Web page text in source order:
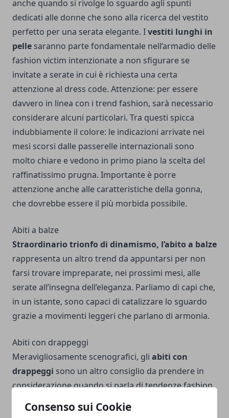
Consenso sui Cookie
anche quando si rivolge lo sguardo agli spunti
dedicati alle donne che sono alla ricerca del vestito
perfetto per una serata elegante. Ivestiti lunghi in
pelle saranno parte fondamentale nell’armadio delle
fashion victim intenzionate a non sfigurare se
invitate a serate in cui è richiesta una certa
attenzione al dress code. Attenzione: per essere
davvero in linea con i trend fashion, sarà necessario
considerare alcuni particolari. Tra questi spicca
indubbiamente il colore: le indicazioni arrivate nei
mesi scorsi dalle passerelle internazionali sono
molto chiare e vedono in primo piano la scelta del
raffinatissimo prugna. Importante è porre
attenzione anche alle caratteristiche della gonna,
che dovrebbe essere il più morbida possibile.
Abiti a balze
Straordinario trionfo di dinamismo, l’abito a balze
rappresenta un altro trend da appuntarsi per non
farsi trovare impreparate, nei prossimi mesi, alle
serate all’insegna dell’eleganza. Parliamo di capi che,
in un istante, sono capaci di catalizzare lo sguardo
grazie a movimenti leggeri che parlano di armonia.
Abiti con drappeggi
Meravigliosamente scenografici, gli abiti con
drappeggi sono un altro consiglio da prendere in
considerazione quando si parla di tendenze fashion
elegante. Pure in questo frangente è opportuno